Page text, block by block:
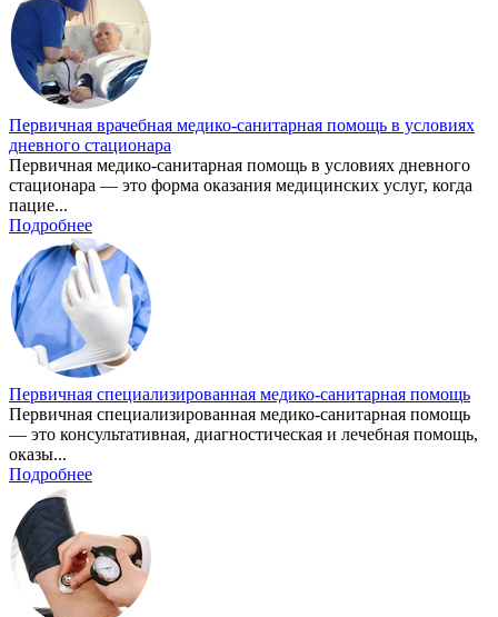
Первичная врачебная медико-санитарная помощь в условиях
дневного стационара
Первичная медико-санитарная помощь в условиях дневного
стационара — это форма оказания медицинских услуг, когда
пацие...
Подробнее
Первичная специализированная медико-санитарная помощь
Первичная специализированная медико-санитарная помощь
— это консультативная, диагностическая и лечебная помощь,
оказы...
Подробнее